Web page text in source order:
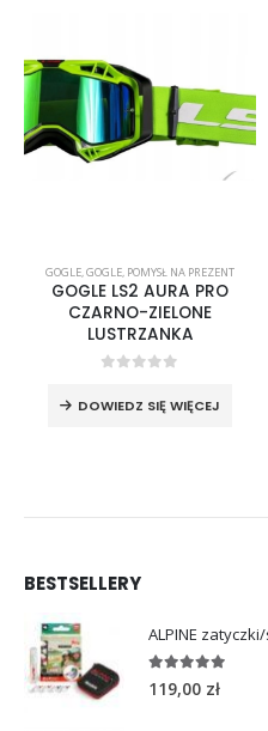
GOGLE,GOGLE, POMYSŁ NA PREZENT
GOGLE LS2 AURA PRO
CZARNO-ZIELONE
LUSTRZANKA
DOWIEDZ SIĘ WIĘCEJ
BESTSELLERY
4.96out of 5
119,00 zł